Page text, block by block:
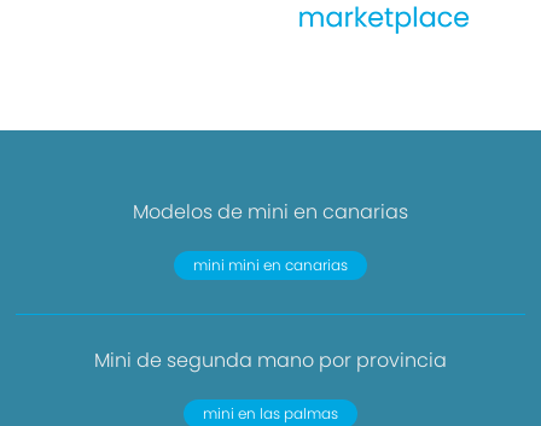
Modelos de mini en canarias
mini mini en canarias
Mini de segunda mano por provincia
mini en las palmas